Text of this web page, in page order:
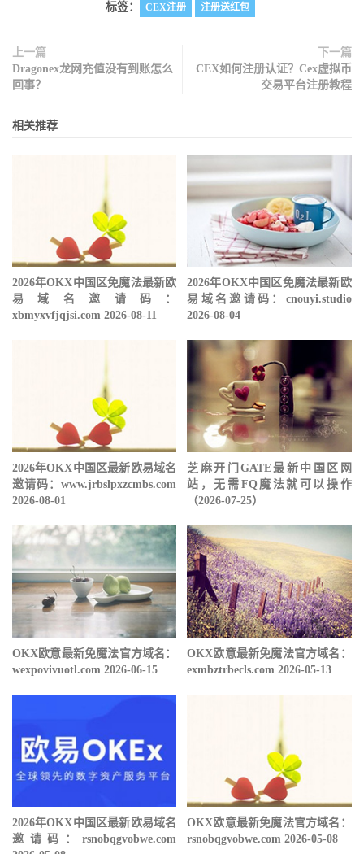
标签： CEX注册 注册送红包
上一篇
Dragonex龙网充值没有到账怎么
回事？
下一篇
CEX如何注册认证？Cex虚拟币
交易平台注册教程
相关推荐
2026年OKX中国区免魔法最新欧
易域名邀请码：
xbmyxvfjqjsi.com 2026-08-11
2026年OKX中国区免魔法最新欧
易域名邀请码：cnouyi.studio
2026-08-04
2026年OKX中国区最新欧易域名
邀请码：www.jrbslpxzcmbs.com
2026-08-01
芝麻开门GATE最新中国区网
站，无需FQ魔法就可以操作
（2026-07-25）
OKX欧意最新免魔法官方域名：
wexpovivuotl.com 2026-06-15
OKX欧意最新免魔法官方域名：
exmbztrbecls.com 2026-05-13
2026年OKX中国区最新欧易域名
邀请码：rsnobqgvobwe.com
OKX欧意最新免魔法官方域名：
rsnobqgvobwe.com 2026-05-08